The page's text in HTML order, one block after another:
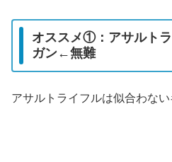
オススメ①：アサルト
ガン←無難
アサルトライフルは似合わない